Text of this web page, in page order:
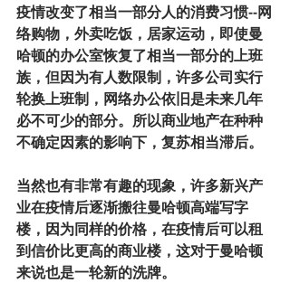
疫情改变了相当一部分人的消费习惯--网
络购物，外卖吃饭，居家运动，即使曼
哈顿的办公室恢复了相当一部分的上班
族，但因为有人数限制，许多公司实行
轮换上班制，网络办公依旧是未来几年
必不可少的部分。所以商业地产在种种
不确定因素的影响下，复苏相当滞后。
当然也有非常有趣的现象，许多新兴产
业在疫情后逐渐搬往曼哈顿高端写字
楼，因为同样的价格，在疫情后可以租
到信价比更高的商业楼，这对于曼哈顿
来说也是一轮新的洗牌。